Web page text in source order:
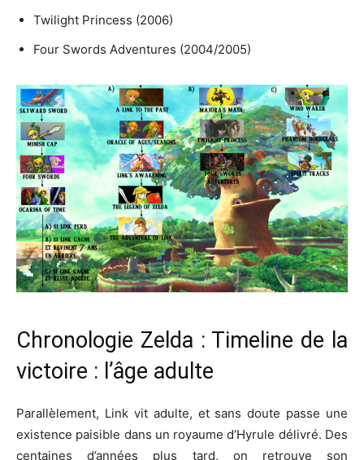
Twilight Princess (2006)
Four Swords Adventures (2004/2005)
Chronologie Zelda : Timeline de la
victoire : l’âge adulte
Parallèlement, Link vit adulte, et sans doute passe une
existence paisible dans un royaume d’Hyrule délivré. Des
centaines d’années plus tard, on retrouve son